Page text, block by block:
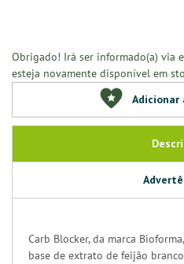
Obrigado! Irá ser informado(a) via
esteja novamente disponível em
Adicionar
Carb Blocker, da marca
base de extrato de feijão